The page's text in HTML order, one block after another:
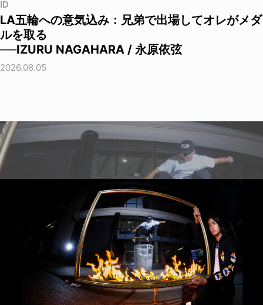
ID
LA五輪への意気込み：兄弟で出場してオレがメダ
ルを取る
──IZURU NAGAHARA / 永原依弦
2026.08.05